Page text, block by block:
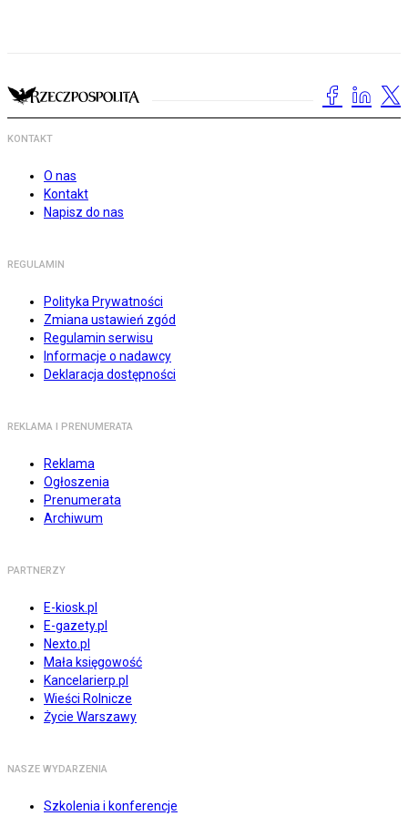
KONTAKT
O nas
Kontakt
Napisz do nas
REGULAMIN
Polityka Prywatności
Zmiana ustawień zgód
Regulamin serwisu
Informacje o nadawcy
Deklaracja dostępności
REKLAMA I PRENUMERATA
Reklama
Ogłoszenia
Prenumerata
Archiwum
PARTNERZY
E-kiosk.pl
E-gazety.pl
Nexto.pl
Mała księgowość
Kancelarierp.pl
Wieści Rolnicze
Życie Warszawy
NASZE WYDARZENIA
Szkolenia i konferencje